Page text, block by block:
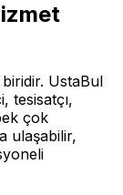
UstaBul
tesisatçı,
çok
ulaşabilir,